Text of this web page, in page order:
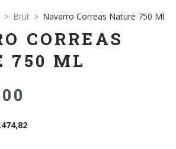
> Brut > Navarro Correas Nature 750 Ml
CORREAS
750 ML